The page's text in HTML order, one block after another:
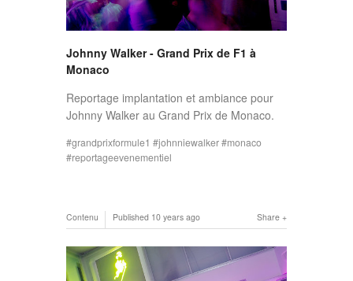
Johnny Walker - Grand Prix de F1 à
Monaco
Reportage implantation et ambiance pour
Johnny Walker au Grand Prix de Monaco.
grandprixformule1 johnniewalker
monaco
reportageevenementiel
Share
Contenu Published 10 years ago